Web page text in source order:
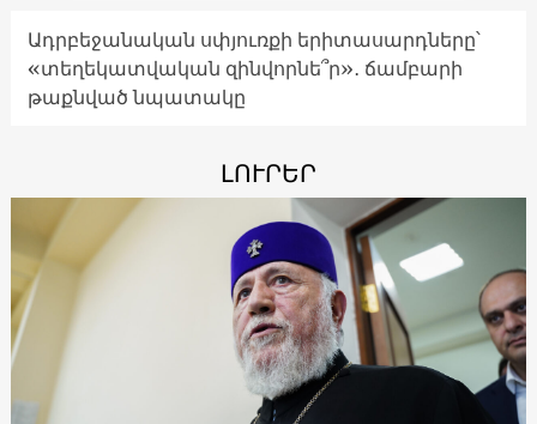
Ադրբեջանական սփյուռքի երիտասարդները՝
«տեղեկատվական զինվորնե՞ր»․ ճամբարի
թաքնված նպատակը
ԼՈՒՐԵՐ